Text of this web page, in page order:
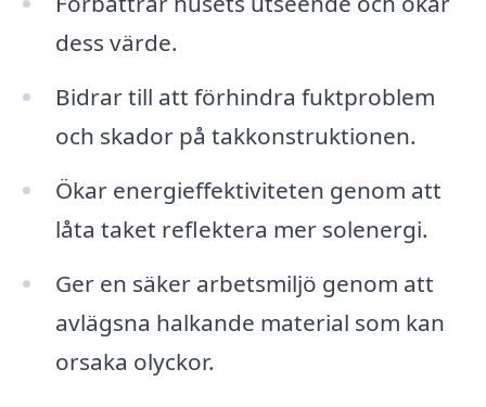
dess värde.
Bidrar till att förhindra fuktproblem
och skador på takkonstruktionen.
Ökar energieffektiviteten genom att
låta taket reflektera mer solenergi.
Ger en säker arbetsmiljö genom att
avlägsna halkande material som kan
orsaka olyckor.